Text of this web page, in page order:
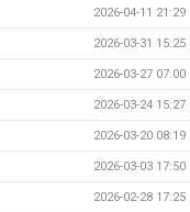
2026-04-11 21:29
2026-03-31 15:25
2026-03-27 07:00
2026-03-24 15:27
2026-03-20 08:19
2026-03-03 17:50
2026-02-28 17:25